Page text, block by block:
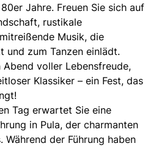
Jahre. Freuen Sie sich auf
rustikale
Musik, die
und zum Tanzen einlädt.
Abend voller Lebensfreude,
Klassiker – ein Fest, das
Tag erwartet Sie eine
in Pula, der charmanten
Während der Führung haben